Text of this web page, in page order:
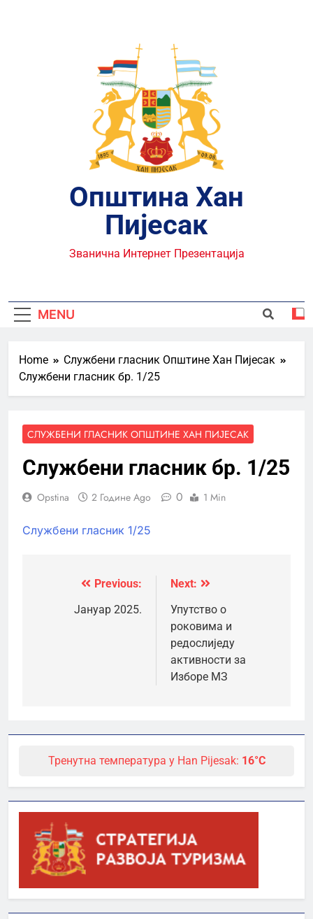
Општина Хан
Пијесак
Званична Интернет Презентација
MENU
Home
Службени гласник Општине Хан Пијесак
Службени гласник бр. 1/25
СЛУЖБЕНИ ГЛАСНИК ОПШТИНЕ ХАН ПИЈЕСАК
Службени гласник бр. 1/25
Opstina 2 Године Ago 0 1 Min
Службени гласник 1/25
Кретање
чланка
Previous:
Јануар 2025.
Next:
Упутство о
роковима и
редослиједу
активности за
Изборе МЗ
Тренутна температура у Han Pijesak: 16°C